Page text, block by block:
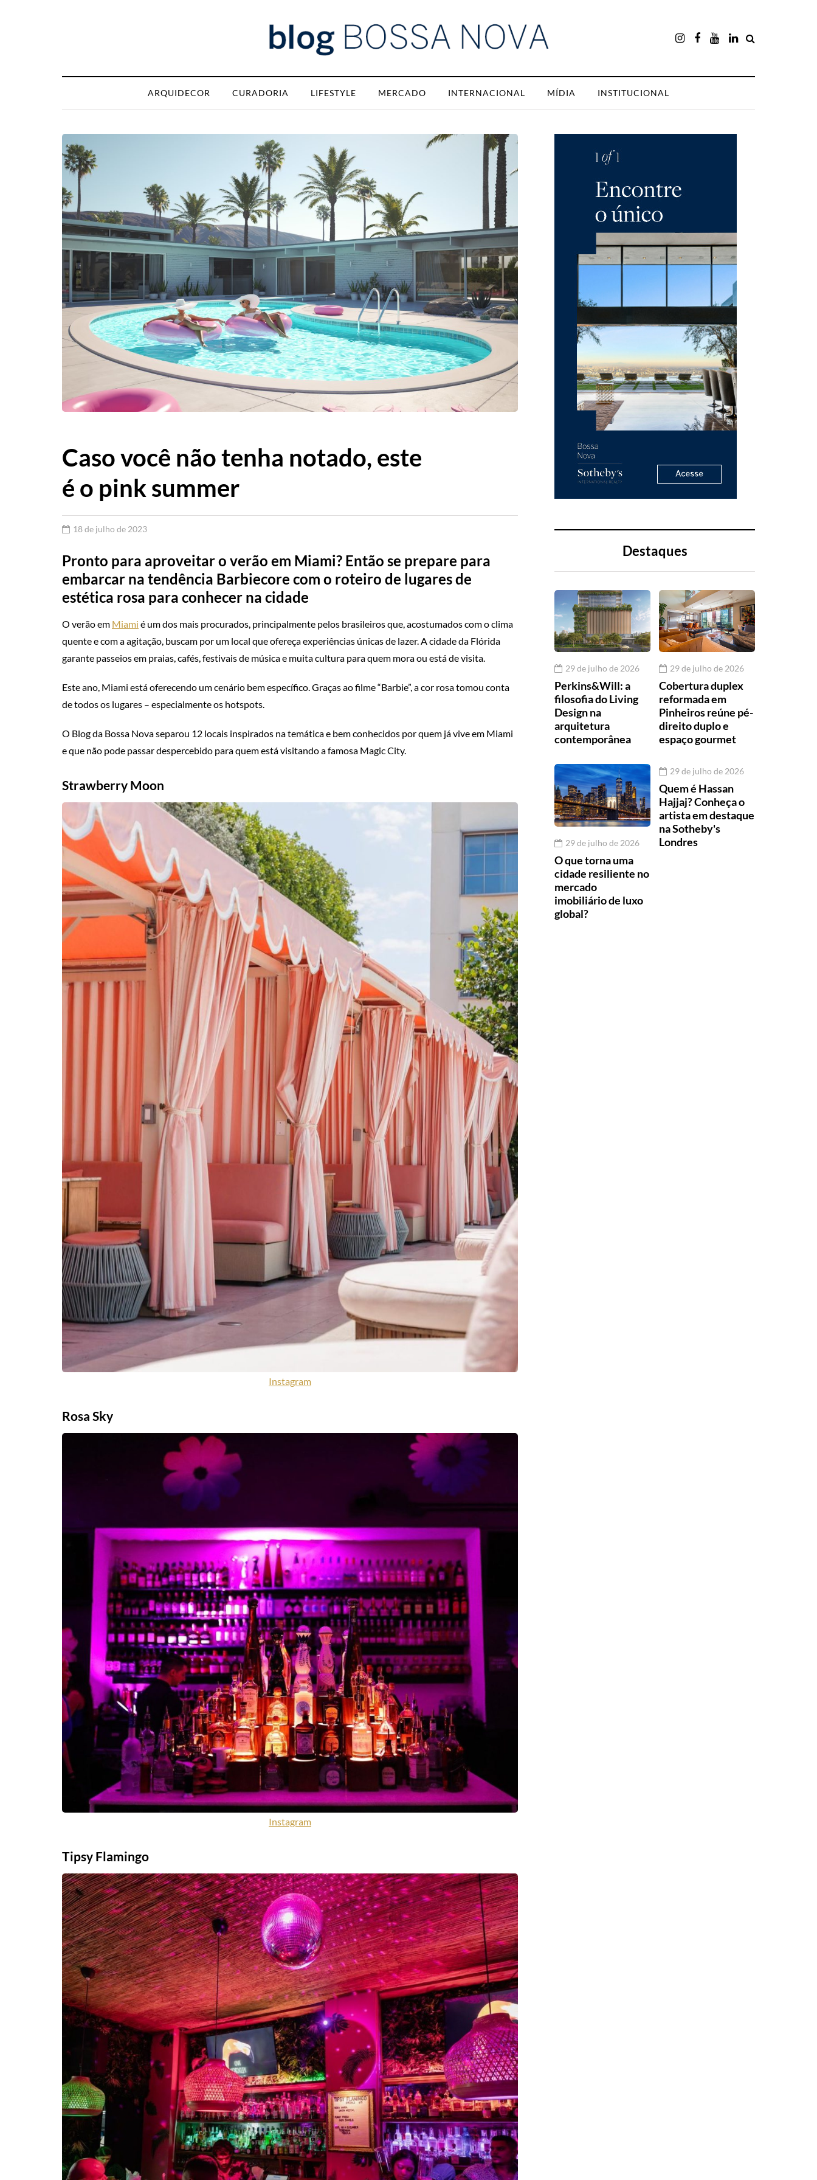
ARQUIDECOR CURADORIA LIFESTYLE MERCADO INTERNACIONAL MÍDIA INSTITUCIONAL
Caso você não tenha notado, este
é o pink summer
18 de julho de 2023
Pronto para aproveitar o verão em Miami? Então se prepare para
embarcar na tendência Barbiecore com o roteiro de lugares de
estética rosa para conhecer na cidade
O verão em Miami é um dos mais procurados, principalmente pelos brasileiros que, acostumados com o clima
quente e com a agitação, buscam por um local que ofereça experiências únicas de lazer. A cidade da Flórida
garante passeios em praias, cafés, festivais de música e muita cultura para quem mora ou está de visita.
Este ano, Miami está oferecendo um cenário bem específico. Graças ao filme “Barbie”, a cor rosa tomou conta
de todos os lugares – especialmente os hotspots.
O Blog da Bossa Nova separou 12 locais inspirados na temática e bem conhecidos por quem já vive em Miami
e que não pode passar despercebido para quem está visitando a famosa Magic City.
Strawberry Moon
Instagram
Rosa Sky
Instagram
Tipsy Flamingo
Destaques
29 de julho de 2026
Perkins&Will: a
filosofia do Living
Design na
arquitetura
contemporânea
29 de julho de 2026
Cobertura duplex
reformada em
Pinheiros reúne pé-
direito duplo e
espaço gourmet
29 de julho de 2026
O que torna uma
cidade resiliente no
mercado
imobiliário de luxo
global?
29 de julho de 2026
Quem é Hassan
Hajjaj? Conheça o
artista em destaque
na Sotheby's
Londres